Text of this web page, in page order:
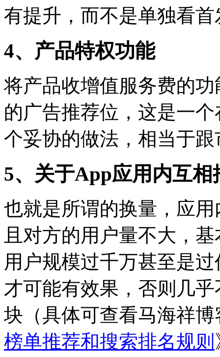
有提升，而不是单独看
4、产品特权功能
将产品收增值服务费的
的广告推荐位，这是一
个妥协的做法，相当于
5、关于App应用内互相
也就是所谓的换量，应
且对方的用户量不大，
用户规模过千万甚至是
才可能有效果，否则几
块（具体可查看马海祥博
榜单推荐和搜索排名规则